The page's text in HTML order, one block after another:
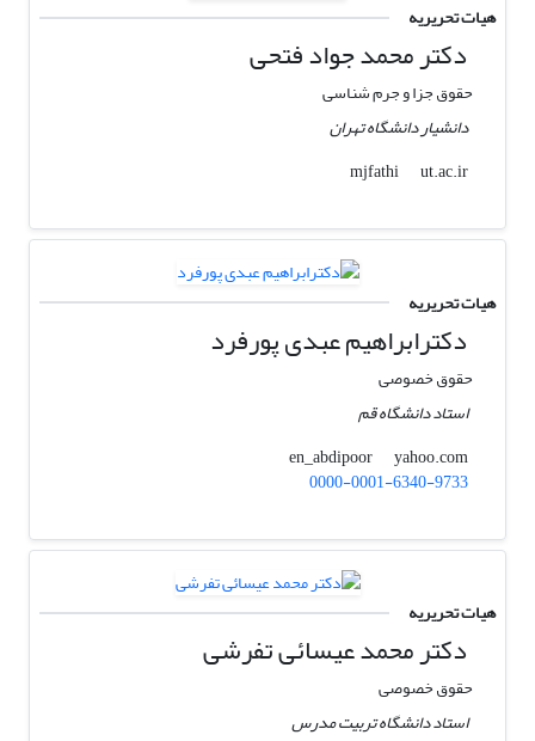
هیات تحریریه
دکتر محمد جواد فتحی
حقوق جزا و جرم شناسی
دانشیار دانشگاه تهران
mjfathi
ut.ac.ir
هیات تحریریه
دکترابراهیم عبدی پورفرد
حقوق خصوصی
استاد دانشگاه قم
en_abdipoor
yahoo.com
0000-0001-6340-9733
هیات تحریریه
دکتر محمد عیسائی تفرشی
حقوق خصوصی
استاد دانشگاه تربیت مدرس